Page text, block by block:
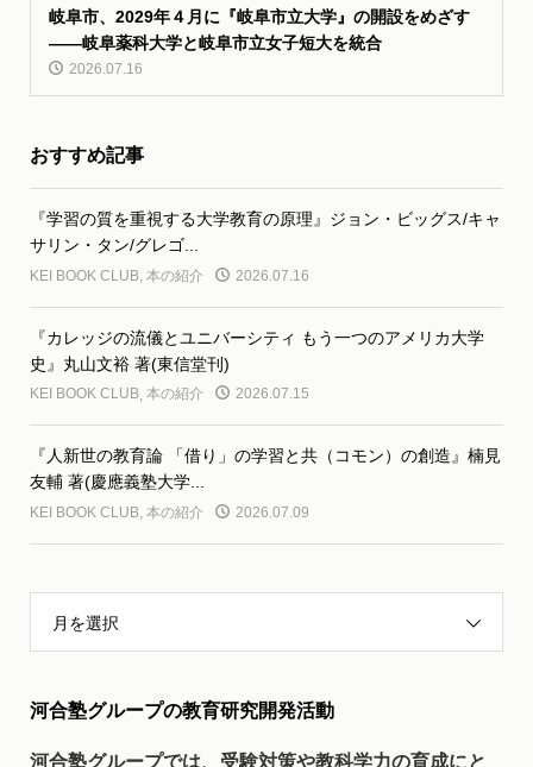
岐阜市、2029年４月に『岐阜市立大学』の開設をめざす
――岐阜薬科大学と岐阜市立女子短大を統合
2026.07.16
おすすめ記事
『学習の質を重視する大学教育の原理』ジョン・ビッグス/キャ
サリン・タン/グレゴ...
KEI BOOK CLUB, 本の紹介 2026.07.16
『カレッジの流儀とユニバーシティ もう一つのアメリカ大学
史』丸山文裕 著(東信堂刊)
KEI BOOK CLUB, 本の紹介 2026.07.15
『人新世の教育論 「借り」の学習と共（コモン）の創造』楠見
友輔 著(慶應義塾大学...
KEI BOOK CLUB, 本の紹介 2026.07.09
月を選択
河合塾グループの教育研究開発活動
河合塾グループでは、受験対策や教科学力の育成にと